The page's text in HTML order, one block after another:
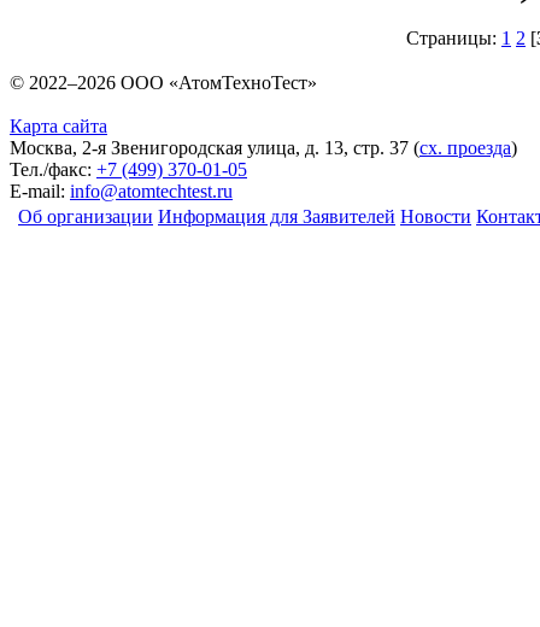
Страницы: 1 2 [
© 2022–2026 ООО «АтомТехноТест»
Карта сайта
Москва, 2-я Звенигородская улица, д. 13, стр. 37 (сх. проезда)
Тел./факс: +7 (499) 370-01-05
E-mail: info@atomtechtest.ru
Об организации Информация для Заявителей Новости